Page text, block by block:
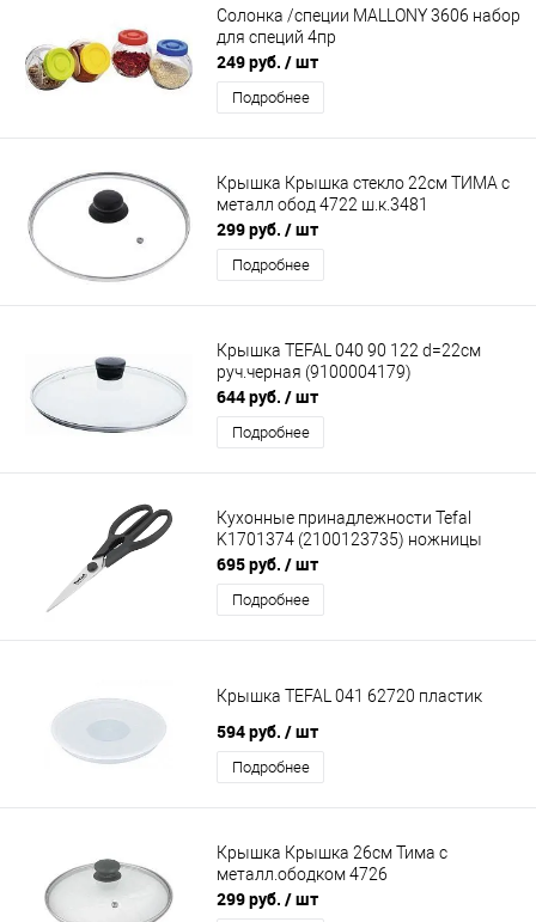
Солонка /специи MALLONY 3606 набор
для специй 4пр
249 руб. / шт
Подробнее
Крышка Крышка стекло 22см ТИМА с
металл обод 4722 ш.к.3481
299 руб. / шт
Подробнее
Крышка TEFAL 040 90 122 d=22см
руч.черная (9100004179)
644 руб. / шт
Подробнее
Кухонные принадлежности Tefal
K1701374 (2100123735) ножницы
695 руб. / шт
Подробнее
Крышка TEFAL 041 62720 пластик
594 руб. / шт
Подробнее
Крышка Крышка 26см Тима с
металл.ободком 4726
299 руб. / шт